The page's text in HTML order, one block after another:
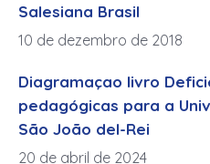
Salesiana Brasil
10 de dezembro de 2018
Diagramaçao livro
pedagógicas para a
São João del-Rei
20 de abril de 2024